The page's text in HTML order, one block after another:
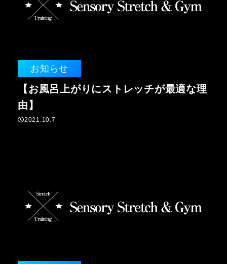
お知らせ
【お風呂上がりにストレッチが最適な理
由】
2021.10.7